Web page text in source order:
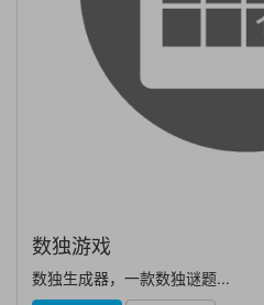
数独游戏
数独生成器，一款数独谜题...